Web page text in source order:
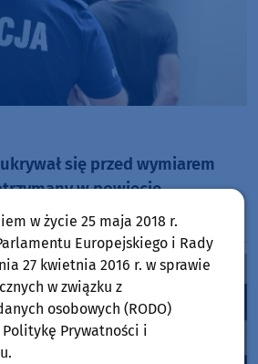
się przed wymiarem
w powiecie
za kratami
w życie 25 maja 2018 r.
Europejskiego i Rady
27 kwietnia 2016 r. w sprawie
w związku z
osobowych (RODO)
Prywatności i